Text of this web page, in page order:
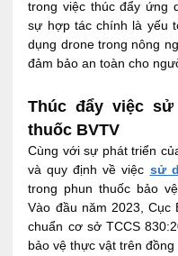
trong việc thúc đẩy ứng
sự hợp tác chính là yếu
dụng drone trong nông
đảm bảo an toàn cho
Thúc đẩy việc
thuốc BVTV
Cùng với sự phát triển
và quy định về việc sử
trong phun thuốc bảo
Vào đầu năm 2023, Cục
chuẩn cơ sở TCCS
bảo vệ thực vật trên đồng